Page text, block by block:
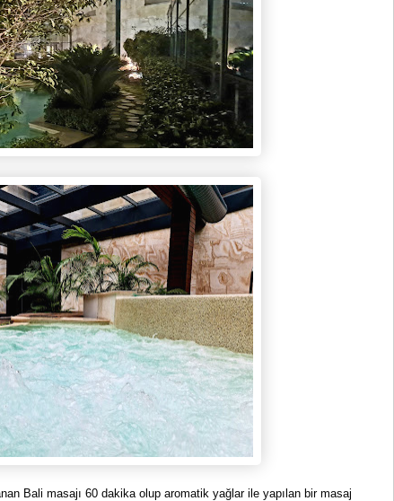
Bali masajı 60 dakika olup aromatik yağlar ile yapılan bir masaj